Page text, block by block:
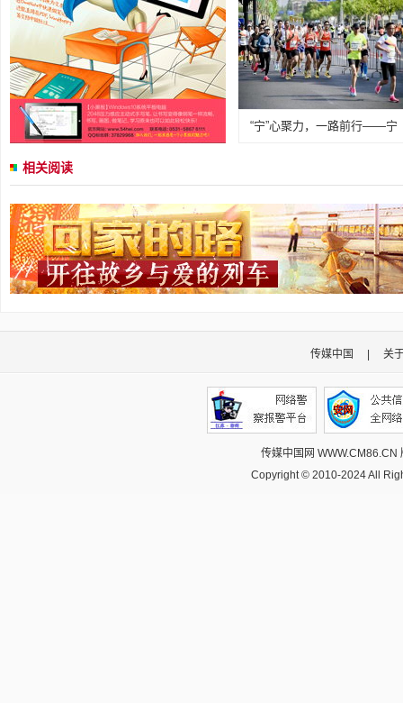
“宁”心聚力，一路前行——宁
相关阅读
传媒中国 关
传媒中国网
Copyright © 2010-2024 All